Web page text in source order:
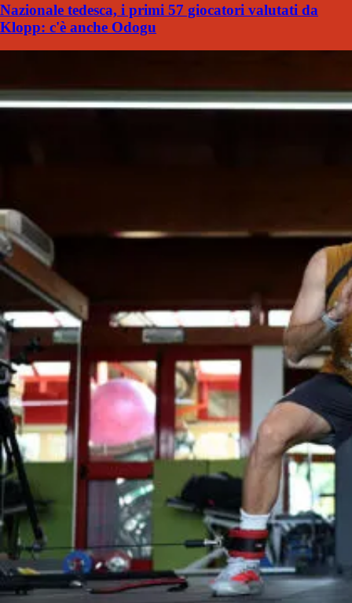
Nazionale tedesca, i primi 57 giocatori valutati da
Klopp: c'è anche Odogu